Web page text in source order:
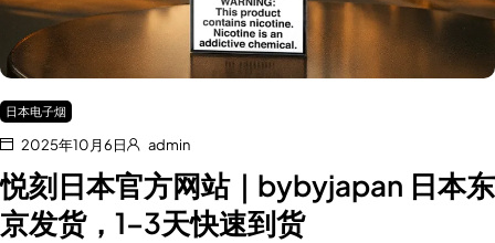
日本电子烟
2025年10月6日 admin
悦刻日本官方网站｜bybyjapan 日本东
京发货，1–3天快速到货